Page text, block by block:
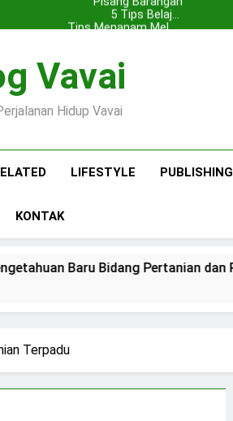
Memilih Bibit yang
Bagus
5 Tips Belajar
Pengetahuan Baru
Tips Menanam Melon
Memilih Bibit yang
5 Tips Belajar
Pengetahuan Baru
Bidang Pertanian dan
Peternakan
Vavai
Hidup Vavai
LIFESTYLE PUBLISHING
KONTAK
Bidang Pertanian dan Peternakan
Terpadu